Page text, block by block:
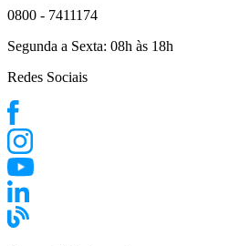
0800 - 7411174
Segunda a Sexta: 08h às 18h
Redes Sociais